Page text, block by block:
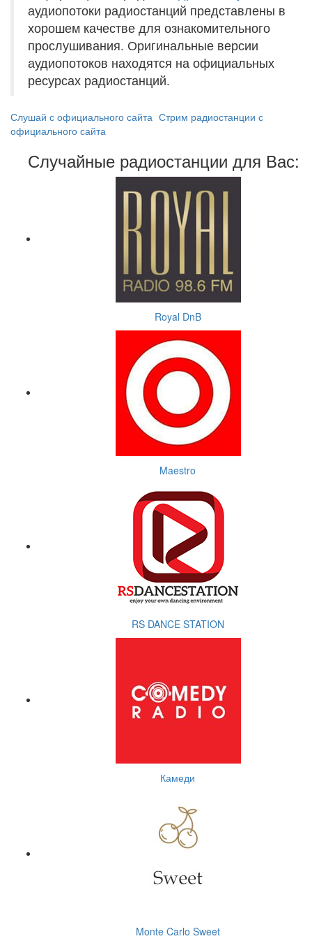
аудиопотоки радиостанций представлены в
хорошем качестве для ознакомительного
прослушивания. Оригинальные версии
аудиопотоков находятся на официальных
ресурсах радиостанций.
Слушай с официального сайта Стрим радиостанции с
официального сайта
Случайные радиостанции для Вас:
Royal DnB
Maestro
RS DANCE STATION
Камеди
Monte Carlo Sweet